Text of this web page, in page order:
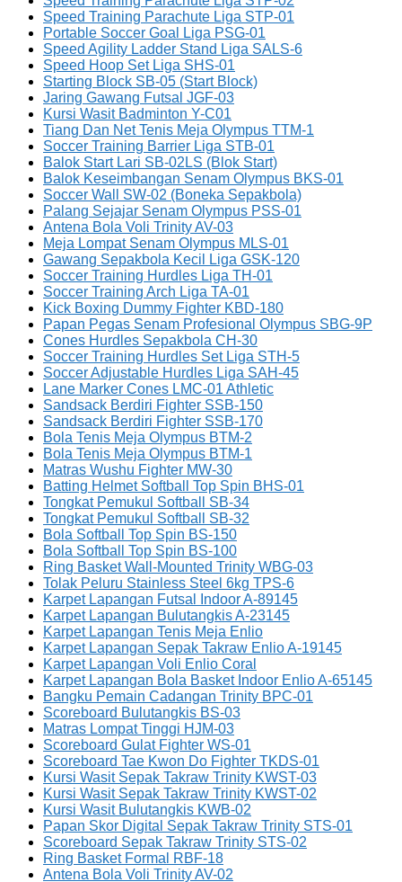
Speed Training Parachute Liga STP-01
Portable Soccer Goal Liga PSG-01
Speed Agility Ladder Stand Liga SALS-6
Speed Hoop Set Liga SHS-01
Starting Block SB-05 (Start Block)
Jaring Gawang Futsal JGF-03
Kursi Wasit Badminton Y-C01
Tiang Dan Net Tenis Meja Olympus TTM-1
Soccer Training Barrier Liga STB-01
Balok Start Lari SB-02LS (Blok Start)
Balok Keseimbangan Senam Olympus BKS-01
Soccer Wall SW-02 (Boneka Sepakbola)
Palang Sejajar Senam Olympus PSS-01
Antena Bola Voli Trinity AV-03
Meja Lompat Senam Olympus MLS-01
Gawang Sepakbola Kecil Liga GSK-120
Soccer Training Hurdles Liga TH-01
Soccer Training Arch Liga TA-01
Kick Boxing Dummy Fighter KBD-180
Papan Pegas Senam Profesional Olympus SBG-9P
Cones Hurdles Sepakbola CH-30
Soccer Training Hurdles Set Liga STH-5
Soccer Adjustable Hurdles Liga SAH-45
Lane Marker Cones LMC-01 Athletic
Sandsack Berdiri Fighter SSB-150
Sandsack Berdiri Fighter SSB-170
Bola Tenis Meja Olympus BTM-2
Bola Tenis Meja Olympus BTM-1
Matras Wushu Fighter MW-30
Batting Helmet Softball Top Spin BHS-01
Tongkat Pemukul Softball SB-34
Tongkat Pemukul Softball SB-32
Bola Softball Top Spin BS-150
Bola Softball Top Spin BS-100
Ring Basket Wall-Mounted Trinity WBG-03
Tolak Peluru Stainless Steel 6kg TPS-6
Karpet Lapangan Futsal Indoor A-89145
Karpet Lapangan Bulutangkis A-23145
Karpet Lapangan Tenis Meja Enlio
Karpet Lapangan Sepak Takraw Enlio A-19145
Karpet Lapangan Voli Enlio Coral
Karpet Lapangan Bola Basket Indoor Enlio A-65145
Bangku Pemain Cadangan Trinity BPC-01
Scoreboard Bulutangkis BS-03
Matras Lompat Tinggi HJM-03
Scoreboard Gulat Fighter WS-01
Scoreboard Tae Kwon Do Fighter TKDS-01
Kursi Wasit Sepak Takraw Trinity KWST-03
Kursi Wasit Sepak Takraw Trinity KWST-02
Kursi Wasit Bulutangkis KWB-02
Papan Skor Digital Sepak Takraw Trinity STS-01
Scoreboard Sepak Takraw Trinity STS-02
Ring Basket Formal RBF-18
Antena Bola Voli Trinity AV-02